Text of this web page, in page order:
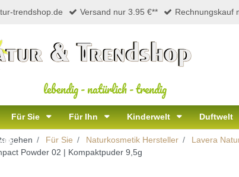
trendshop.de Versand nur 3.95 €** Rechnungskauf
lebendig-natürlich-trendig
Für Sie Für Ihn Kinderwelt Duftwelt
gehen Für Sie Naturkosmetik Hersteller Lavera
Powder 02 | Kompaktpuder 9,5g